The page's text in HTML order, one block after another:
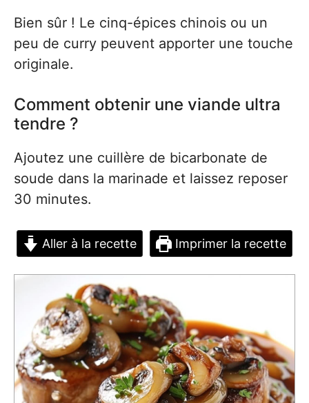
Bien sûr ! Le cinq-épices chinois ou un
peu de curry peuvent apporter une touche
originale.
Comment obtenir une viande ultra
tendre ?
Ajoutez une cuillère de bicarbonate de
soude dans la marinade et laissez reposer
30 minutes.
Aller à la recette Imprimer la recette